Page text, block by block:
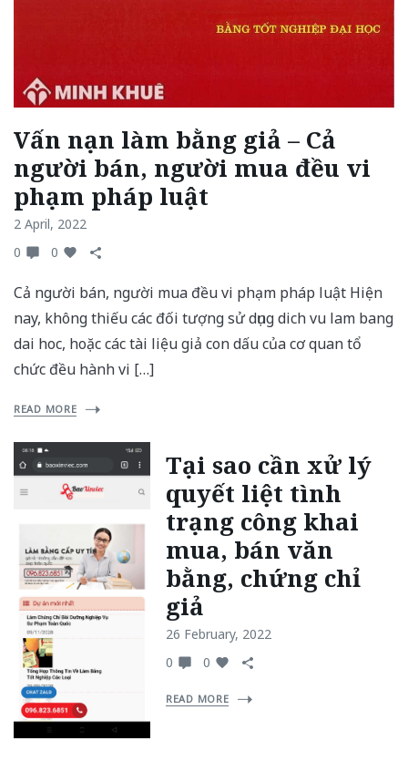
Vấn nạn làm bằng giả – Cả
người bán, người mua đều vi
phạm pháp luật
2 April, 2022
0
0
Cả người bán, người mua đều vi phạm pháp luật Hiện
nay, không thiếu các đối tượng sử dụng dich vu lam bang
dai hoc, hoặc các tài liệu giả con dấu của cơ quan tổ
chức đều hành vi […]
READ MORE
Tại sao cần xử lý
quyết liệt tình
trạng công khai
mua, bán văn
bằng, chứng chỉ
giả
26 February, 2022
0
0
READ MORE